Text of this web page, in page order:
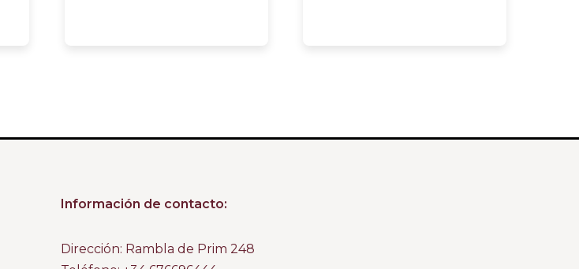
Información de contacto:
Dirección: Rambla de Prim 248